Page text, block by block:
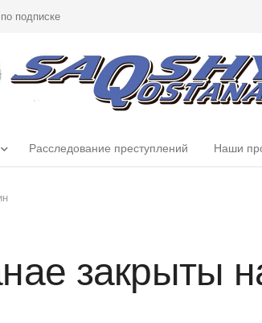
подписке
Расследование преступлений Наши
закрыты